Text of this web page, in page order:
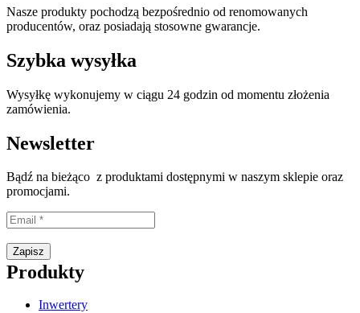
Nasze produkty pochodzą bezpośrednio od renomowanych
producentów, oraz posiadają stosowne gwarancje.
Szybka wysyłka
Wysyłkę wykonujemy w ciągu 24 godzin od momentu złożenia
zamówienia.
Newsletter
Bądź na bieżąco z produktami dostępnymi w naszym sklepie oraz
promocjami.
Zapisz
Produkty
Inwertery